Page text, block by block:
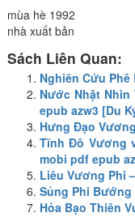
mùa hè 1992
nhà xuất bản
Sách Liên Quan:
Nghiên Cứu
Nước Nhật
epub azw3 [Du
Hưng Đạo
Tĩnh Đô Vương
mobi pdf epub
Liêu Vương Phi
Sủng Phi Bướng
Hỏa Bạo Thiên